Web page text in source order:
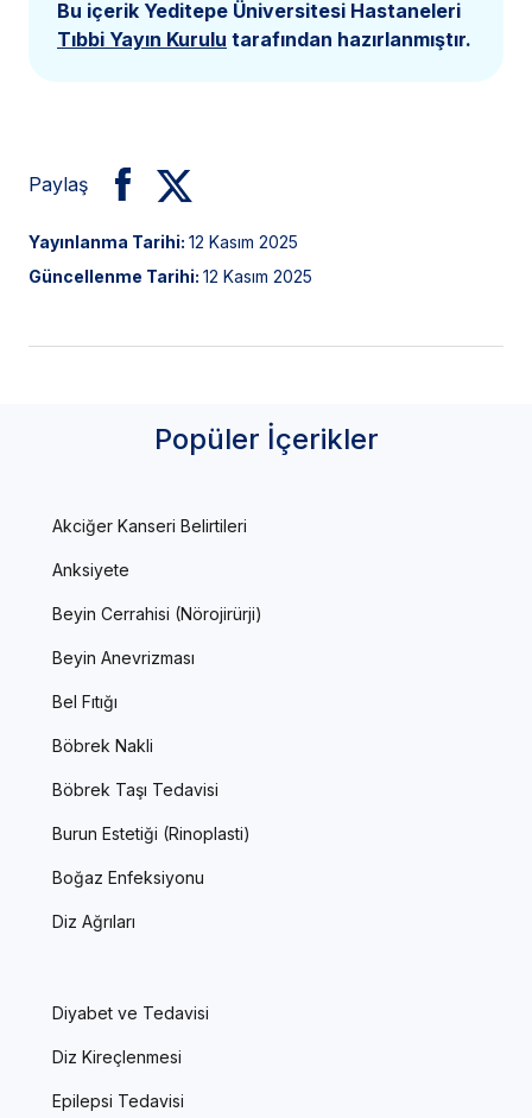
Bu içerik Yeditepe Üniversitesi Hastaneleri
Tıbbi Yayın Kurulu tarafından hazırlanmıştır.
Paylaş
Yayınlanma Tarihi: 12 Kasım 2025
Güncellenme Tarihi: 12 Kasım 2025
Popüler İçerikler
Akciğer Kanseri Belirtileri
Anksiyete
Beyin Cerrahisi (Nörojirürji)
Beyin Anevrizması
Bel Fıtığı
Böbrek Nakli
Böbrek Taşı Tedavisi
Burun Estetiği (Rinoplasti)
Boğaz Enfeksiyonu
Diz Ağrıları
Diyabet ve Tedavisi
Diz Kireçlenmesi
Epilepsi Tedavisi